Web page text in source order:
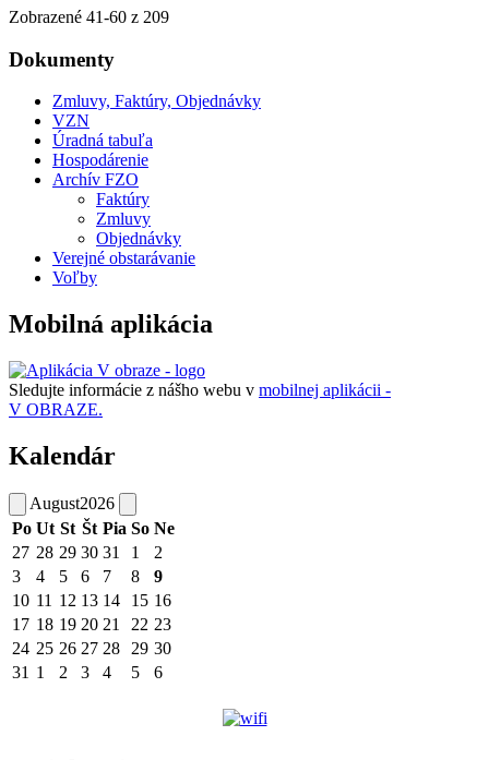
Zobrazené 41-60 z 209
Dokumenty
Zmluvy, Faktúry, Objednávky
VZN
Úradná tabuľa
Hospodárenie
Archív FZO
Faktúry
Zmluvy
Objednávky
Verejné obstarávanie
Voľby
Mobilná aplikácia
Sledujte informácie z nášho webu v mobilnej aplikácii -
V OBRAZE.
Kalendár
August2026
Po Ut St Št Pia So Ne
27 28 29 30 31 1
2
3
4 5 6 7 8
9
10 11 12 13 14 15 16
17 18 19 20 21 22 23
24 25 26 27 28 29 30
31 1 2 3 4 5 6